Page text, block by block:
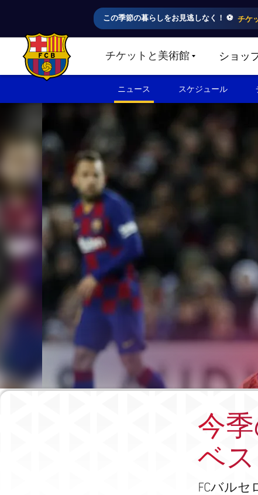
この季節の暮らしをお見逃しなく！ ⚽️ チケ
FC Barcelona club badge チケットと美術館LABEL.SHARE.CARETDOWNショッ
ニュース スケジュール
今
ベ
FCバル